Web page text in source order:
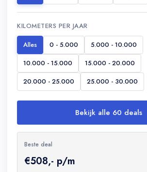
KILOMETERS PER JAAR
Alles 0 - 5.000
5.000 - 10.000
10.000 - 15.000
15.000 - 20.000
20.000 - 25.000
25.000 - 30.000
Bekijk alle 60 deals
Beste deal
€508,- p/m